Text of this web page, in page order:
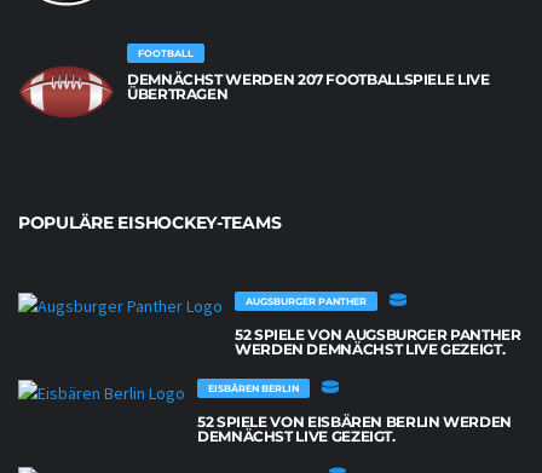
FOOTBALL
DEMNÄCHST WERDEN 207 FOOTBALLSPIELE LIVE
ÜBERTRAGEN
POPULÄRE EISHOCKEY-TEAMS
AUGSBURGER PANTHER
52 SPIELE VON AUGSBURGER PANTHER
WERDEN DEMNÄCHST LIVE GEZEIGT.
EISBÄREN BERLIN
52 SPIELE VON EISBÄREN BERLIN WERDEN
DEMNÄCHST LIVE GEZEIGT.